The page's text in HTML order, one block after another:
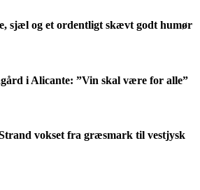
sjæl og et ordentligt skævt godt humør
i Alicante: ”Vin skal være for alle”
vokset fra græsmark til vestjysk